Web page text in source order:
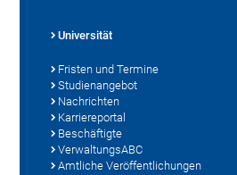
Universität
Fristen und Termine
Studienangebot
Nachrichten
Karriereportal
Beschäftigte
VerwaltungsABC
Amtliche Veröffentlichungen